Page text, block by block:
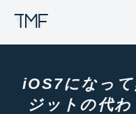
iOS7になっ
ジットの代